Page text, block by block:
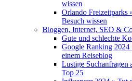
wissen
Orlando Freizeitparks
Besuch wissen
Bloggen, Internet, SEO &
Gute und schlechte
Google Ranking
einem Reiseblog
Lustige Suchanfragen
Top 25